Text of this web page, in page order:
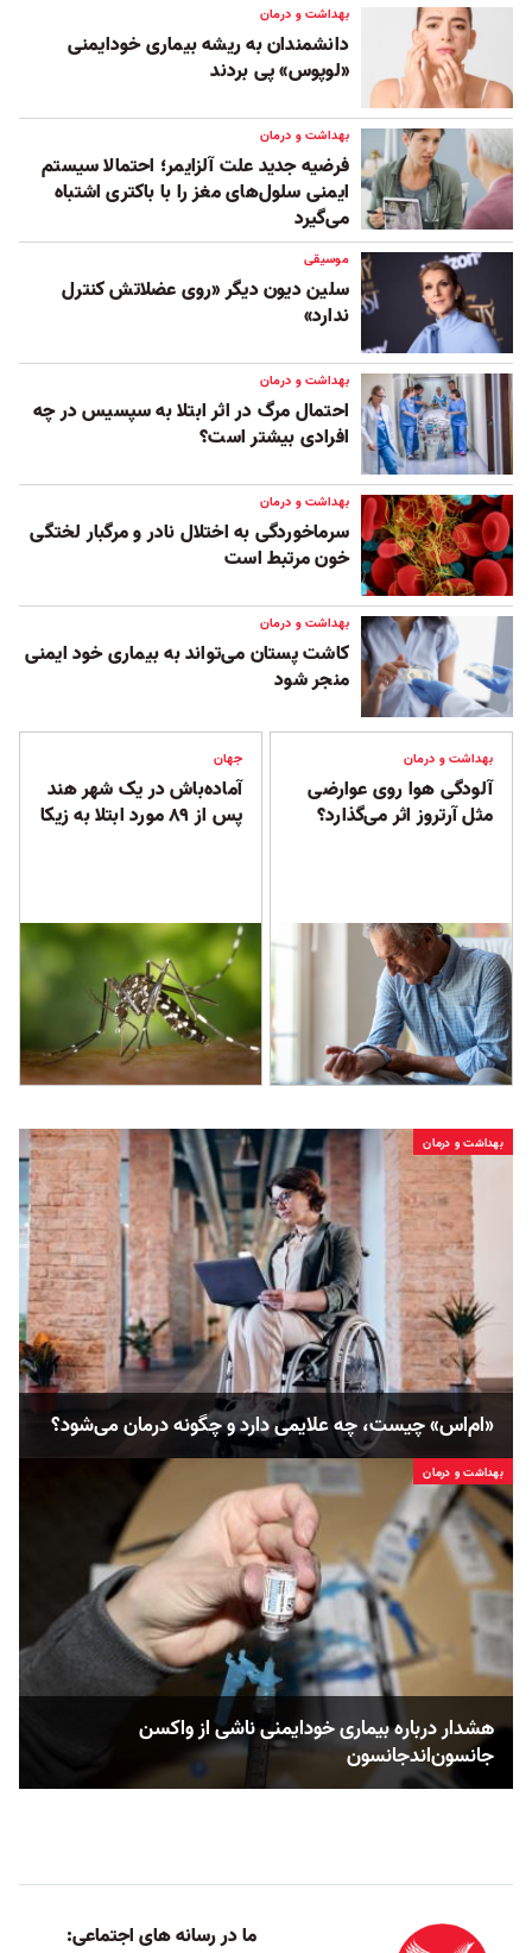
بهداشت و درمان
دانشمندان به ریشه بیماری خودایمنی
«لوپوس» پی بردند
بهداشت و درمان
فرضیه جدید علت آلزایمر؛ احتمالا سیستم
ایمنی سلول‌های مغز را با باکتری اشتباه
می‌گیرد
موسیقی
سلین دیون دیگر «روی عضلاتش کنترل
ندارد»
بهداشت و درمان
احتمال مرگ در اثر ابتلا به سپسیس در چه
افرادی بیشتر است؟
بهداشت و درمان
سرماخوردگی به اختلال نادر و مرگبار لختگی
خون مرتبط است
بهداشت و درمان
کاشت پستان می‌تواند به بیماری خود ایمنی
منجر شود
بهداشت و درمان
آلودگی هوا روی عوارضی
مثل آرتروز اثر می‌گذارد؟
جهان
آماده‌باش در یک شهر هند
پس از ۸۹ مورد ابتلا به زیکا
بهداشت و درمان
«ام‌اس» چیست، چه علایمی دارد و چگونه درمان می‌شود؟
بهداشت و درمان
هشدار درباره بیماری خودایمنی ناشی از واکسن
جانسون‌اند‌جانسون
ما در رسانه های اجتماعی: